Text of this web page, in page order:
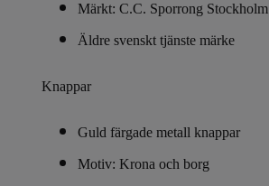
Märkt: C.C. Sporrong Stockholm
Äldre svenskt tjänste märke
Knappar
Guld färgade metall knappar
Motiv: Krona och borg